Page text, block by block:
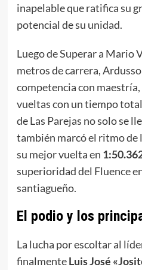
inapelable que ratifica su
potencial de su unidad.
Luego de Superar a Mario
metros de carrera,
competencia con
vueltas con un tiempo
de Las Parejas no solo se
también marcó el ritmo de
su mejor vuelta en
superioridad del Fluence
santiagueño.
El podio y los
La lucha por escoltar al
finalmenteLuis José